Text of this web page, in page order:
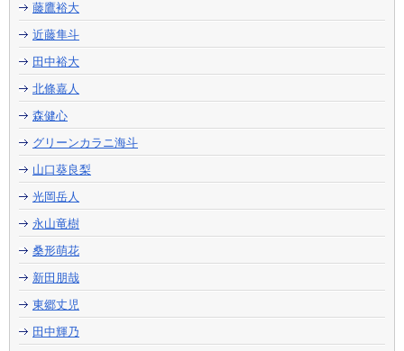
藤鷹裕大
近藤隼斗
田中裕大
北條嘉人
森健心
グリーンカラニ海斗
山口葵良梨
光岡岳人
永山竜樹
桑形萌花
新田朋哉
東郷丈児
田中輝乃